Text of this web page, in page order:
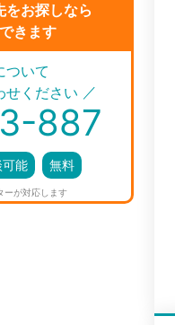
をお探しなら
きます
／
ついて
せください
887
能 無料
ーが対応します